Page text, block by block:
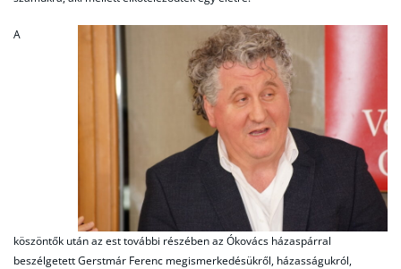
A
köszöntők után az est további részében az Ókovács házaspárral
beszélgetett Gerstmár Ferenc megismerkedésükről, házasságukról,